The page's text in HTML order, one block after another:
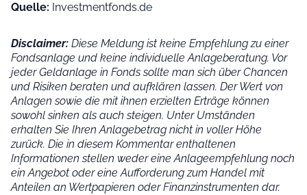
Quelle: Investmentfonds.de
Disclaimer: Diese Meldung ist keine Empfehlung zu einer
Fondsanlage und keine individuelle Anlageberatung. Vor
jeder Geldanlage in Fonds sollte man sich über Chancen
und Risiken beraten und aufklären lassen. Der Wert von
Anlagen sowie die mit ihnen erzielten Erträge können
sowohl sinken als auch steigen. Unter Umständen
erhalten Sie Ihren Anlagebetrag nicht in voller Höhe
zurück. Die in diesem Kommentar enthaltenen
Informationen stellen weder eine Anlageempfehlung noch
ein Angebot oder eine Aufforderung zum Handel mit
Anteilen an Wertpapieren oder Finanzinstrumenten dar.